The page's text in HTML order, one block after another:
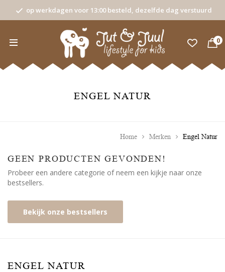
op werkdagen voor 13:00 besteld, dezelfde dag verstuurd
0
ENGEL NATUR
Home Merken Engel Natur
GEEN PRODUCTEN GEVONDEN!
Probeer een andere categorie of neem een kijkje naar onze
bestsellers.
Bekijk onze bestsellers
ENGEL NATUR